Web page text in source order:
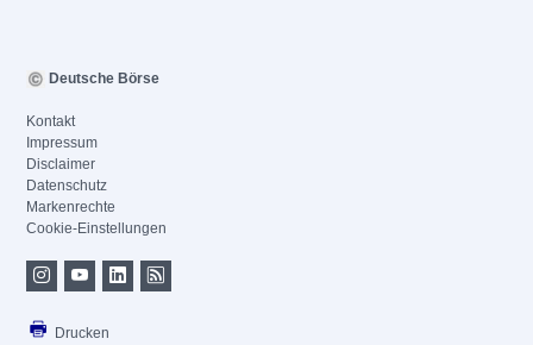
Deutsche Börse
Kontakt
Impressum
Disclaimer
Datenschutz
Markenrechte
Cookie-Einstellungen
Drucken